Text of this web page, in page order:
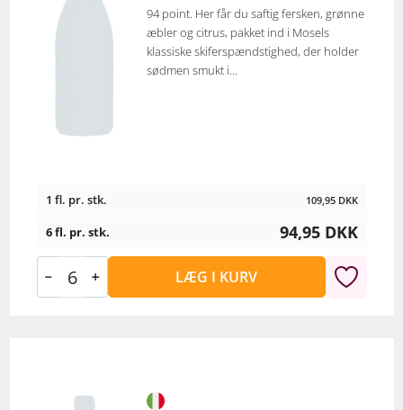
94 point. Her får du saftig fersken, grønne
æbler og citrus, pakket ind i Mosels
klassiske skiferspændstighed, der holder
sødmen smukt i...
1 fl. pr. stk. 109,95 DKK
6 fl. pr. stk. 94,95 DKK
LÆG I KURV